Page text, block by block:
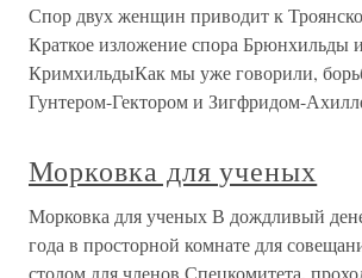
Спор двух женщин приводит к
Краткое изложение спора Брюнхильды и
КримхильдыКак мы уже говорили,
Гунтером-Гектором и Зигфридом-
Морковка для ученых
Морковка для ученых В дождливый
года в просторной комнате для
столом для членов Спецкомитета,